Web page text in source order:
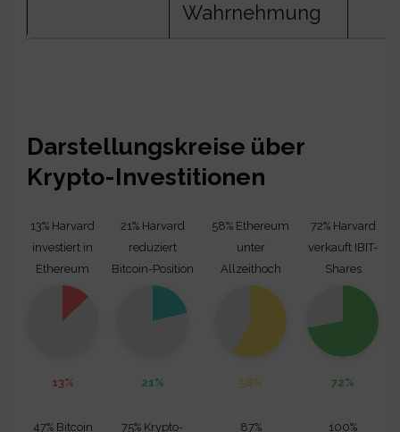
Wahrnehmung
Darstellungskreise über
Krypto-Investitionen
13% Harvard
investiert in
Ethereum
13%
21% Harvard
reduziert
Bitcoin-Position
21%
58% Ethereum
unter
Allzeithoch
58%
72% Harvard
verkauft IBIT-
Shares
72%
47% Bitcoin 75% Krypto- 87% 100%